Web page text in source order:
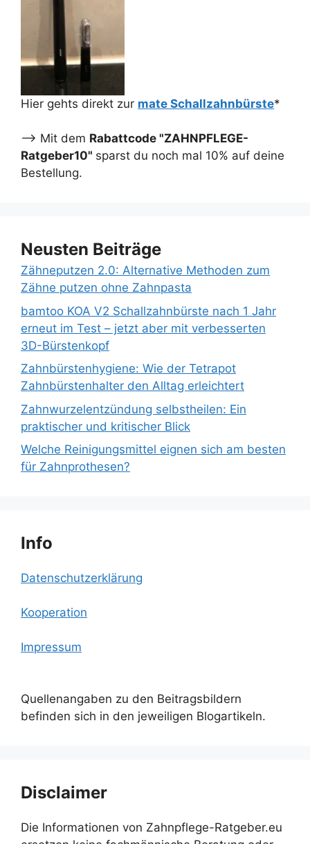
Hier gehts direkt zur mate Schallzahnbürste*
--> Mit dem Rabattcode "ZAHNPFLEGE-
Ratgeber10" sparst du noch mal 10% auf deine
Bestellung.
Neusten Beiträge
Zähneputzen 2.0: Alternative Methoden zum
Zähne putzen ohne Zahnpasta
bamtoo KOA V2 Schallzahnbürste nach 1 Jahr
erneut im Test – jetzt aber mit verbesserten
3D-Bürstenkopf
Zahnbürstenhygiene: Wie der Tetrapot
Zahnbürstenhalter den Alltag erleichtert
Zahnwurzelentzündung selbstheilen: Ein
praktischer und kritischer Blick
Welche Reinigungsmittel eignen sich am besten
für Zahnprothesen?
Info
Datenschutzerklärung
Kooperation
Impressum
Quellenangaben zu den Beitragsbildern
befinden sich in den jeweiligen Blogartikeln.
Disclaimer
Die Informationen von Zahnpflege-Ratgeber.eu